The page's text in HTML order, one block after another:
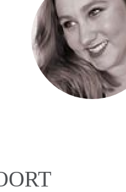
Hoeveel
Wat is de
Berekent
Alle